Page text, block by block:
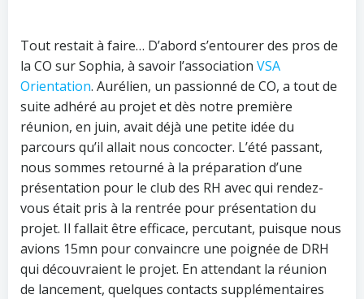
Tout restait à faire… D’abord s’entourer des pros de
la CO sur Sophia, à savoir l’association VSA
Orientation. Aurélien, un passionné de CO, a tout de
suite adhéré au projet et dès notre première
réunion, en juin, avait déjà une petite idée du
parcours qu’il allait nous concocter. L’été passant,
nous sommes retourné à la préparation d’une
présentation pour le club des RH avec qui rendez-
vous était pris à la rentrée pour présentation du
projet. Il fallait être efficace, percutant, puisque nous
avions 15mn pour convaincre une poignée de DRH
qui découvraient le projet. En attendant la réunion
de lancement, quelques contacts supplémentaires